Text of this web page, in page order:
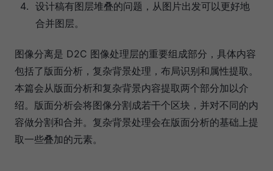
设计稿有图层堆叠的问题，从图片出发可以更好地
合并图层。
图像分离是 D2C 图像处理层的重要组成部分，具体内容
包括了版面分析，复杂背景处理，布局识别和属性提取。
本篇会从版面分析和复杂背景内容提取两个部分加以介
绍。版面分析会将图像分割成若干个区块，并对不同的内
容做分割和合并。复杂背景处理会在版面分析的基础上提
取一些叠加的元素。